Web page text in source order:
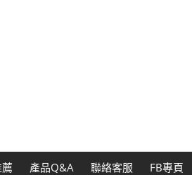
產品Q&A 聯絡客服 FB專頁